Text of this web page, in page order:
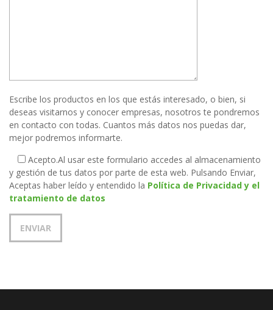
Escribe los productos en los que estás interesado, o bien, si
deseas visitarnos y conocer empresas, nosotros te pondremos
en contacto con todas. Cuantos más datos nos puedas dar,
mejor podremos informarte.
Acepto.Al usar este formulario accedes al almacenamiento
y gestión de tus datos por parte de esta web. Pulsando Enviar,
Aceptas haber leído y entendido la Política de Privacidad y el
tratamiento de datos